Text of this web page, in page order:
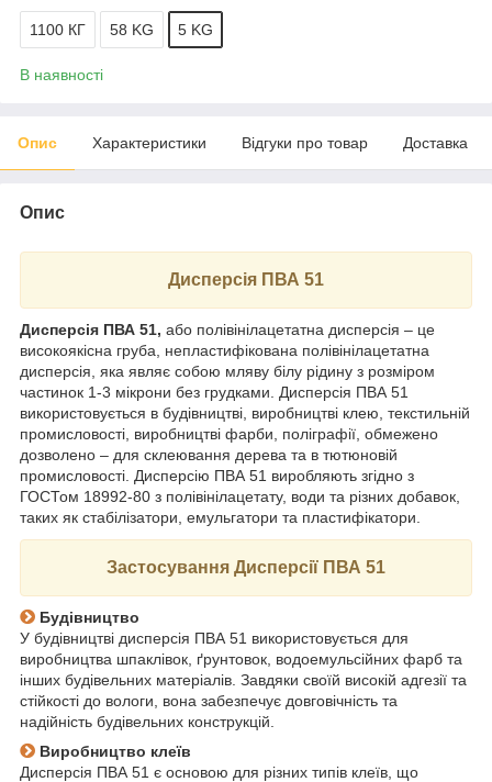
1100 КГ 58 KG 5 KG
В наявності
Опис Характеристики Відгуки про товар Доставка
Опис
Дисперсія ПВА 51
Дисперсія ПВА 51, або полівінілацетатна дисперсія – це
високоякісна груба, непластифікована полівінілацетатна
дисперсія, яка являє собою мляву білу рідину з розміром
частинок 1-3 мікрони без грудками. Дисперсія ПВА 51
використовується в будівництві, виробництві клею, текстильній
промисловості, виробництві фарби, поліграфії, обмежено
дозволено – для склеювання дерева та в тютюновій
промисловості. Дисперсію ПВА 51 виробляють згідно з
ГОСТом 18992-80 з полівінілацетату, води та різних добавок,
таких як стабілізатори, емульгатори та пластифікатори.
Застосування Дисперсії ПВА 51
Будівництво
У будівництві дисперсія ПВА 51 використовується для
виробництва шпаклівок, ґрунтовок, водоемульсійних фарб та
інших будівельних матеріалів. Завдяки своїй високій адгезії та
стійкості до вологи, вона забезпечує довговічність та
надійність будівельних конструкцій.
Виробництво клеїв
Дисперсія ПВА 51 є основою для різних типів клеїв, що